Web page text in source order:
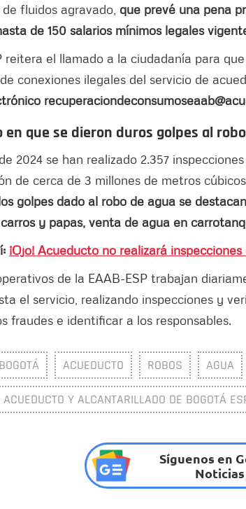
fluidos agravado, que prevé una pena
de 150 salarios mínimos legales
reitera el llamado a la ciudadanía para
conexiones ilegales del servicio de
en que se dieron duros golpes al
2024 se han realizado 2.357
de cerca de 3 millones de metros
golpes dado al robo de agua se
y papas, venta de agua en
¡Ojo! Acueducto no realizará
de la EAAB-ESP trabajan
el servicio, realizando inspecciones y
fraudes e identificar a los responsables.
ACUEDUCTO ROBOS AGUA
Y ALCANTARILLADO DE BOGOTÁ
Síguenos en
Noticias